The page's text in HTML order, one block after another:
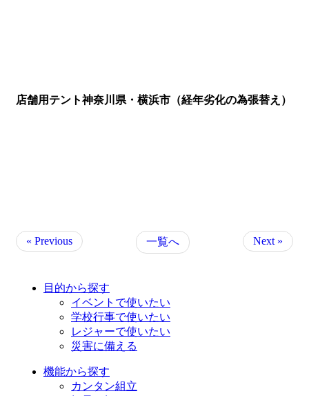
店舗用テント神奈川県・横浜市（経年劣化の為張替え）
« Previous 一覧へ Next »
目的から探す
イベントで使いたい
学校行事で使いたい
レジャーで使いたい
災害に備える
機能から探す
カンタン組立